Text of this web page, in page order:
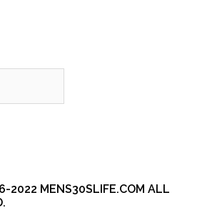
2022 MENS30SLIFE.COM ALL